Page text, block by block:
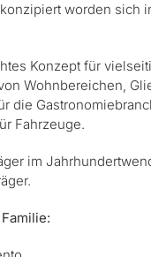
worden sich
Konzept für
Wohnbereichen,
die
Fahrzeuge.
im